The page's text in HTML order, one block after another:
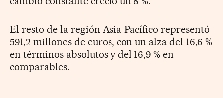
El resto de la región Asia-Pacífico representó
591,2 millones de euros, con un alza del 16,6 %
en términos absolutos y del 16,9 % en
comparables.